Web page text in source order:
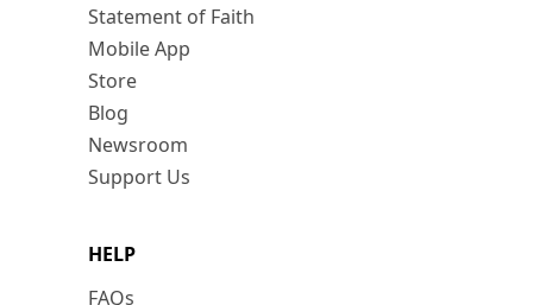
Statement of Faith
Mobile App
Store
Blog
Newsroom
Support Us
HELP
FAQs